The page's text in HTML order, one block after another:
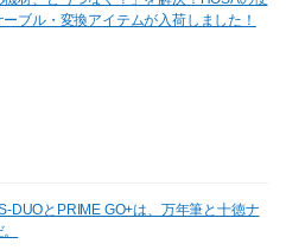
ーブル・変換アイテムが入荷しました！
DUOとPRIME GO+は、万年筆と十徳ナ